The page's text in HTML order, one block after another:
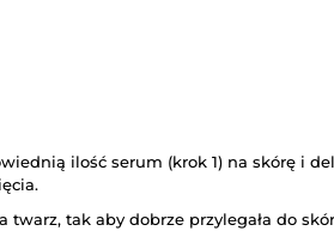
ilość serum (krok 1) na skórę i
twarz, tak aby dobrze przylegała do